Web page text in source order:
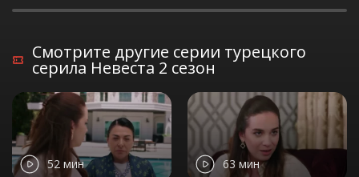
Смотрите другие серии турецкого
серила Невеста 2 сезон
52 мин 63 мин